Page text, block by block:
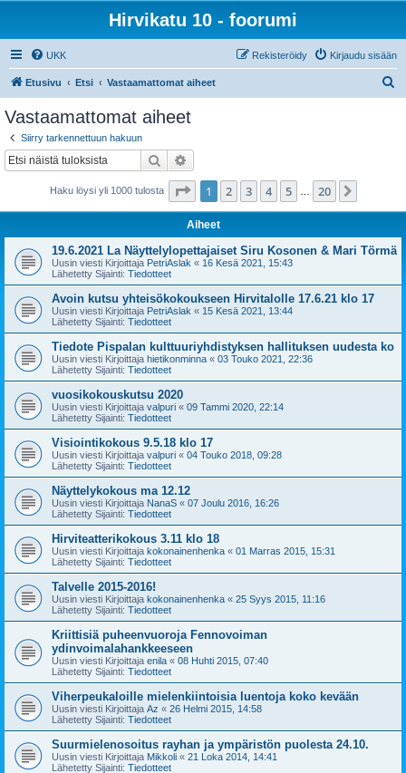
Hirvikatu 10 - foorumi
UKK Kirjaudu sisään
Rekisteröidy
Etusivu Etsi Vastaamattomat aiheet
Vastaamattomat aiheet
Siirry tarkennettuun hakuun
Etsi
Haku löysi yli 1000 tulosta Sivu /20
1 2 3 4 5 20
Aiheet
19.6.2021 La Näyttelylopettajaiset Siru Kosonen & Mari Törmä
Uusin viesti Kirjoittaja PetriAslak « 16 Kesä 2021, 15:43
Lähetetty Sijainti: Tiedotteet
Avoin kutsu yhteisökokoukseen Hirvitalolle 17.6.21 klo 17
Uusin viesti Kirjoittaja PetriAslak « 15 Kesä 2021, 13:44
Lähetetty Sijainti: Tiedotteet
Tiedote Pispalan kulttuuriyhdistyksen hallituksen uudesta ko
Uusin viesti Kirjoittaja hietikonminna « 03 Touko 2021, 22:36
Lähetetty Sijainti: Tiedotteet
vuosikokouskutsu 2020
Uusin viesti Kirjoittaja valpuri « 09 Tammi 2020, 22:14
Lähetetty Sijainti: Tiedotteet
Visiointikokous 9.5.18 klo 17
Uusin viesti Kirjoittaja valpuri « 04 Touko 2018, 09:28
Lähetetty Sijainti: Tiedotteet
Näyttelykokous ma 12.12
Uusin viesti Kirjoittaja NanaS « 07 Joulu 2016, 16:26
Lähetetty Sijainti: Tiedotteet
Hirviteatterikokous 3.11 klo 18
Uusin viesti Kirjoittaja kokonainenhenka « 01 Marras 2015, 15:31
Lähetetty Sijainti: Tiedotteet
Talvelle 2015-2016!
Uusin viesti Kirjoittaja kokonainenhenka « 25 Syys 2015, 11:16
Lähetetty Sijainti: Tiedotteet
Kriittisiä puheenvuoroja Fennovoiman
ydinvoimalahankkeeseen
Uusin viesti Kirjoittaja enila « 08 Huhti 2015, 07:40
Lähetetty Sijainti: Tiedotteet
Viherpeukaloille mielenkiintoisia luentoja koko kevään
Uusin viesti Kirjoittaja Az « 26 Helmi 2015, 14:58
Lähetetty Sijainti: Tiedotteet
Suurmielenosoitus rayhan ja ympäristön puolesta 24.10.
Uusin viesti Kirjoittaja Mikkoli « 21 Loka 2014, 14:41
Lähetetty Sijainti: Tiedotteet